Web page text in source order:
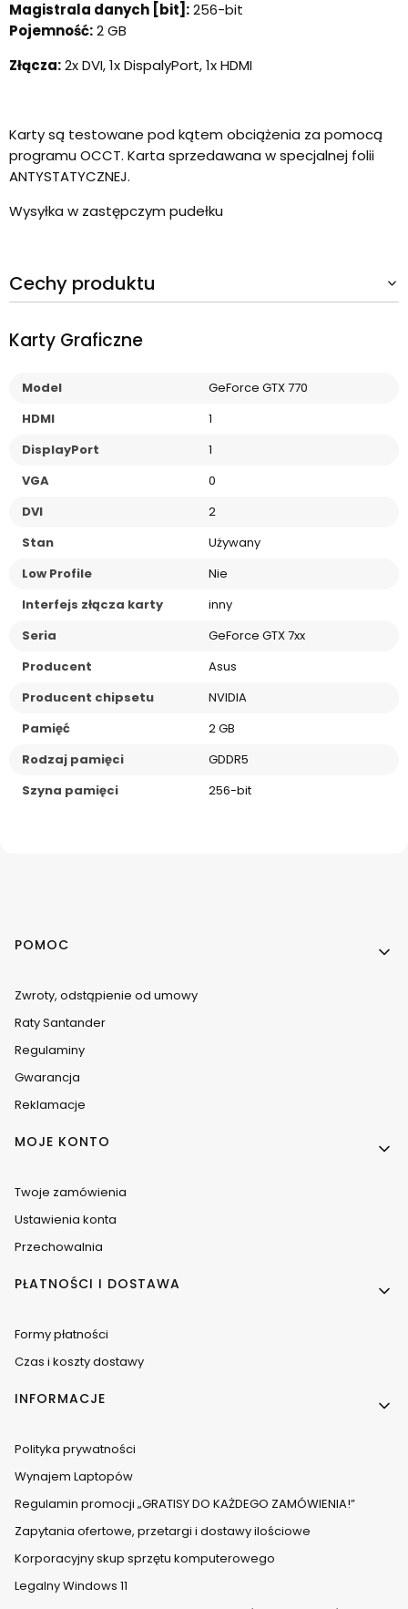
Magistrala danych [bit]:256-bit
Pojemność:2 GB
Złącza:2x DVI, 1x DispalyPort, 1x HDMI
Karty są testowane pod kątem obciążenia za pomocą
programu OCCT. Karta sprzedawana w specjalnej folii
ANTYSTATYCZNEJ.
Wysyłka w zastępczym pudełku
Cechy produktu
Karty Graficzne
Model
GeForce GTX 770
HDMI
1
DisplayPort
1
VGA
0
DVI
2
Stan
Używany
Low Profile
Nie
Interfejs złącza karty
inny
Seria
GeForce GTX 7xx
Producent
Asus
Producent chipsetu
NVIDIA
Pamięć
2 GB
Rodzaj pamięci
GDDR5
Szyna pamięci
256-bit
Linki w stopce
POMOC
Zwroty, odstąpienie od umowy
Raty Santander
Regulaminy
Gwarancja
Reklamacje
MOJE KONTO
Twoje zamówienia
Ustawienia konta
Przechowalnia
PŁATNOŚCI I DOSTAWA
Formy płatności
Czas i koszty dostawy
INFORMACJE
Polityka prywatności
Wynajem Laptopów
Regulamin promocji „GRATISY DO KAŻDEGO ZAMÓWIENIA!”
Zapytania ofertowe, przetargi i dostawy ilościowe
Korporacyjny skup sprzętu komputerowego
Legalny Windows 11